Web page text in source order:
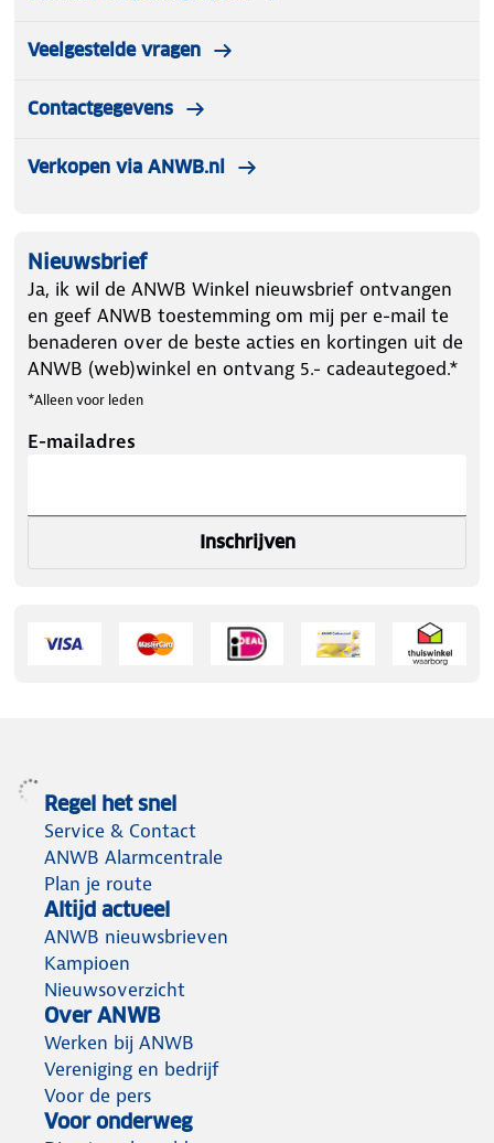
Veelgestelde vragen
Contactgegevens
Verkopen via ANWB.nl
Nieuwsbrief
Ja, ik wil de ANWB Winkel nieuwsbrief ontvangen
en geef ANWB toestemming om mij per e-mail te
benaderen over de beste acties en kortingen uit de
ANWB (web)winkel en ontvang 5.- cadeautegoed.*
*Alleen voor leden
E-mailadres
Inschrijven
Regel het snel
Service & Contact
ANWB Alarmcentrale
Plan je route
Altijd actueel
ANWB nieuwsbrieven
Kampioen
Nieuwsoverzicht
Over ANWB
Werken bij ANWB
Vereniging en bedrijf
Voor de pers
Voor onderweg